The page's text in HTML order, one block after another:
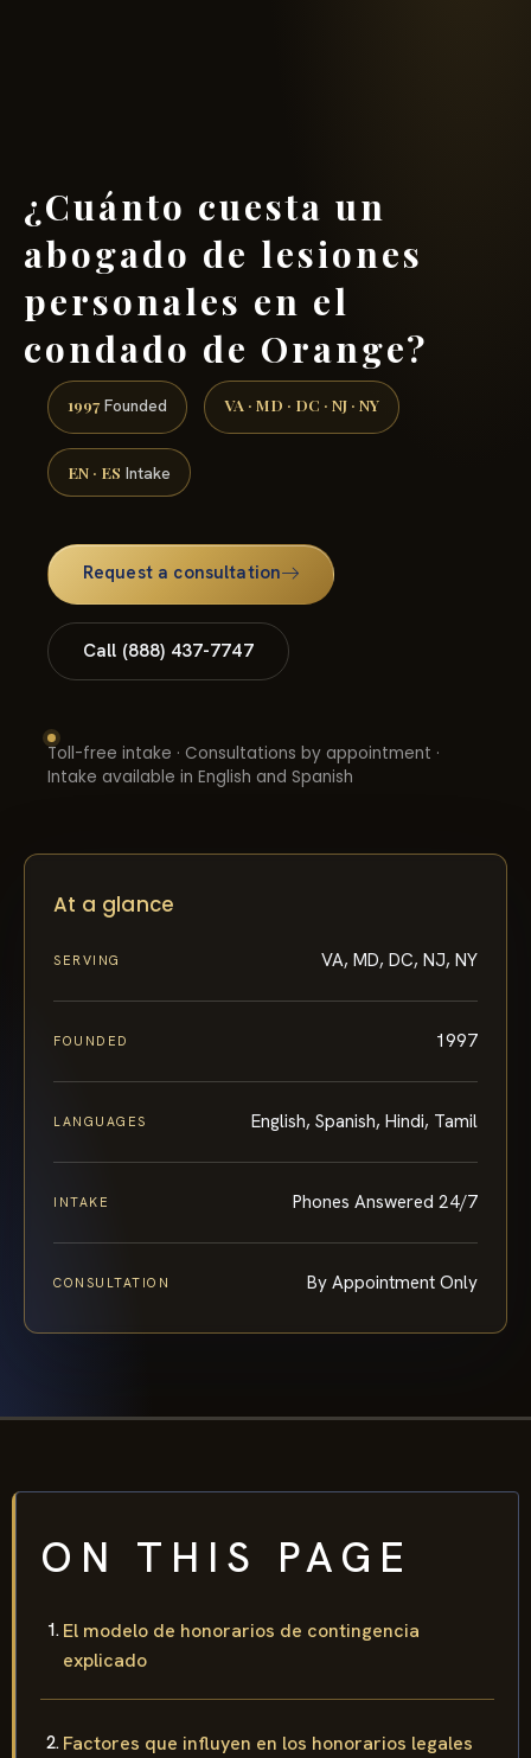
¿Cuánto cuesta un
abogado de lesiones
personales en el
condado de Orange?
1997 Founded VA · MD · DC · NJ · NY
EN · ES Intake
Request a consultation
Call (888) 437-7747
Toll-free intake · Consultations by appointment ·
Intake available in English and Spanish
At a glance
SERVING VA, MD, DC, NJ, NY
FOUNDED 1997
LANGUAGES English, Spanish, Hindi, Tamil
INTAKE Phones Answered 24/7
CONSULTATION By Appointment Only
ON THIS PAGE
El modelo de honorarios de contingencia
explicado
Factores que influyen en los honorarios legales